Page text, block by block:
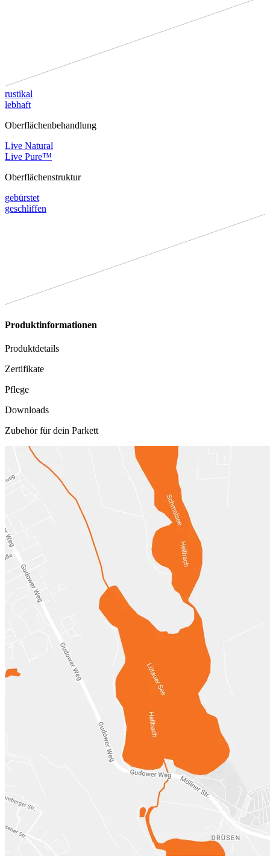
rustikal
lebhaft
Oberflächenbehandlung
Live Natural
Live Pure™
Oberflächenstruktur
gebürstet
geschliffen
Produktinformationen
Produktdetails
Zertifikate
Pflege
Downloads
Zubehör für dein Parkett